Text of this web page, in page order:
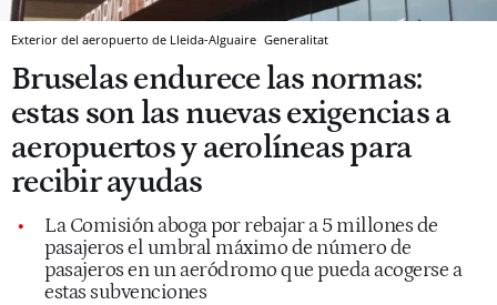
Exterior del aeropuerto de Lleida-Alguaire Generalitat
Bruselas endurece las normas:
estas son las nuevas exigencias a
aeropuertos y aerolíneas para
recibir ayudas
La Comisión aboga por rebajar a 5 millones de
pasajeros el umbral máximo de número de
pasajeros en un aeródromo que pueda acogerse a
estas subvenciones